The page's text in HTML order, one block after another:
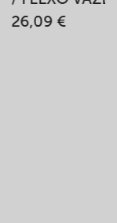
26,09 €